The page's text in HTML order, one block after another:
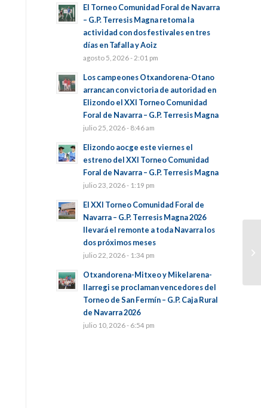
El Torneo Comunidad Foral de Navarra
– G.P. Terresis Magna retoma la
actividad con dos festivales en tres
días en Tafalla y Aoiz
agosto 5, 2026 - 2:01 pm
Los campeones Otxandorena-Otano
arrancan con victoria de autoridad en
Elizondo el XXI Torneo Comunidad
Foral de Navarra – G.P. Terresis Magna
julio 25, 2026 - 8:46 am
Elizondo aocge este viernes el
estreno del XXI Torneo Comunidad
Foral de Navarra – G.P. Terresis Magna
julio 23, 2026 - 1:19 pm
El XXI Torneo Comunidad Foral de
Navarra – G.P. Terresis Magna 2026
llevará el remonte a toda Navarra los
dos próximos meses
julio 22, 2026 - 1:34 pm
Otxandorena-Mitxeo y Mikelarena-
Ilarregi se proclaman vencedores del
Torneo de San Fermín – G.P. Caja Rural
de Navarra 2026
julio 10, 2026 - 6:54 pm